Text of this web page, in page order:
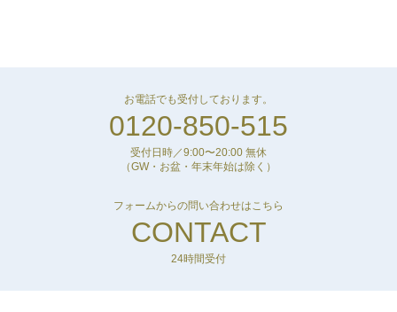
お電話でも受付しております。
0120-850-515
受付日時／9:00〜20:00 無休
（GW・お盆・年末年始は除く）
フォームからの問い合わせはこちら
CONTACT
24時間受付